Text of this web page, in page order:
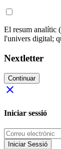
El resum analític
l'univers digital;
Nextletter
Continuar
close
Iniciar sessió
Iniciar Sessió